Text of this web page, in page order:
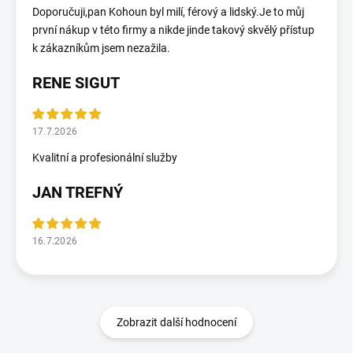
Doporučuji,pan Kohoun byl milí, férový a lidský.Je to můj
první nákup v této firmy a nikde jinde takový skvělý přístup
k zákazníkům jsem nezažila.
RENE SIGUT
17.7.2026
Kvalitní a profesionální služby
JAN TREFNÝ
16.7.2026
Zobrazit další hodnocení